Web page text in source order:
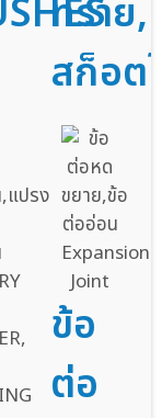
ทราย,
สก็อต
ข้อ
ต่อ